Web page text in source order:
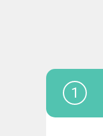
1